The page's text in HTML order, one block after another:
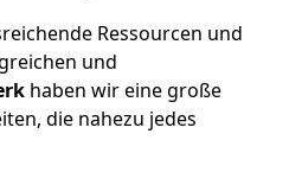
Ressourcen und
und
haben wir eine große
die nahezu jedes